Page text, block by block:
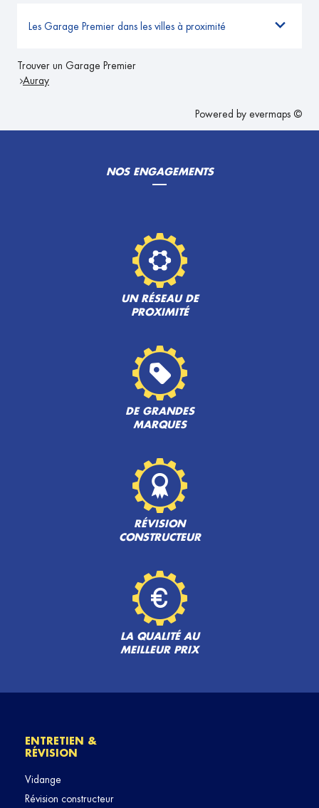
Les Garage Premier dans les villes à proximité
Trouver un Garage Premier
Auray
Powered by evermaps ©
NOS ENGAGEMENTS
UN RÉSEAU DE
PROXIMITÉ
DE GRANDES
MARQUES
RÉVISION
CONSTRUCTEUR
LA QUALITÉ AU
MEILLEUR PRIX
ENTRETIEN &
RÉVISION
Vidange
Révision constructeur